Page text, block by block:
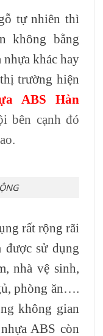
tự nhiên thì
không bằng
khác hay
trường hiện
ABS Hàn
bên cạnh đó
rất rộng rãi
được sử dụng
nhà vệ sinh,
phòng ăn….
không gian
ABS còn